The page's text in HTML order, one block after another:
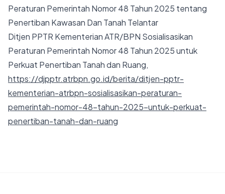
Peraturan Pemerintah Nomor 48 Tahun 2025 tentang
Penertiban Kawasan Dan Tanah Telantar
Ditjen PPTR Kementerian ATR/BPN Sosialisasikan
Peraturan Pemerintah Nomor 48 Tahun 2025 untuk
Perkuat Penertiban Tanah dan Ruang,
https://djpptr.atrbpn.go.id/berita/ditjen-pptr-
kementerian-atrbpn-sosialisasikan-peraturan-
pemerintah-nomor-48-tahun-2025-untuk-perkuat-
penertiban-tanah-dan-ruang